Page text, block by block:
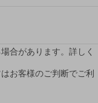
合があります。詳しく
お客様のご判断でご利